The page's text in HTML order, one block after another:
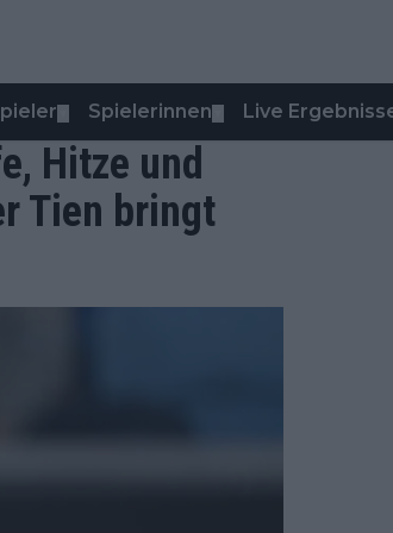
Spielerinnen Live
Hitze und
Tien bringt